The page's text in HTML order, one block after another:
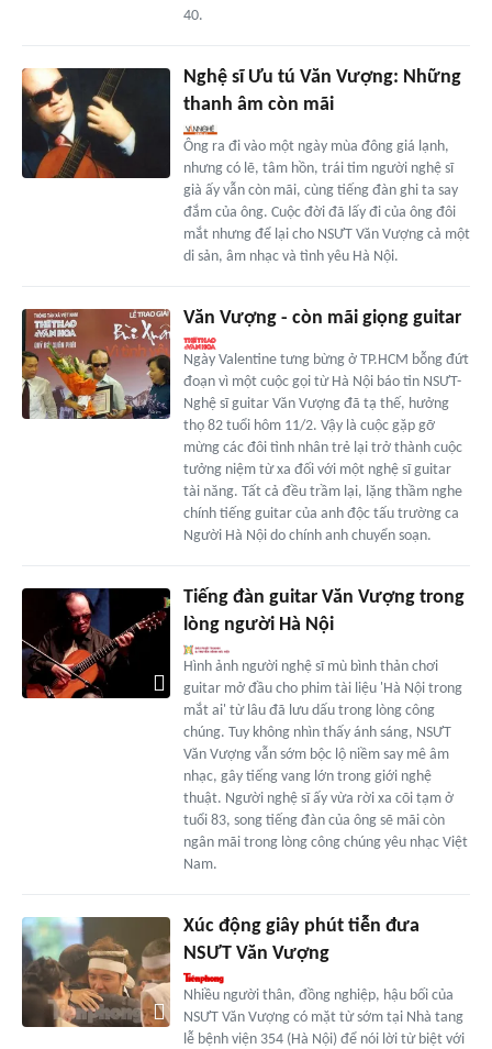
40.
Nghệ sĩ Ưu tú Văn Vượng: Những
thanh âm còn mãi
Ông ra đi vào một ngày mùa đông giá lạnh,
nhưng có lẽ, tâm hồn, trái tim người nghệ sĩ
già ấy vẫn còn mãi, cùng tiếng đàn ghi ta say
đắm của ông. Cuộc đời đã lấy đi của ông đôi
mắt nhưng để lại cho NSƯT Văn Vượng cả một
di sản, âm nhạc và tình yêu Hà Nội.
Văn Vượng - còn mãi giọng guitar
Ngày Valentine tưng bừng ở TP.HCM bỗng đứt
đoạn vì một cuộc gọi từ Hà Nội báo tin NSƯT-
Nghệ sĩ guitar Văn Vượng đã tạ thế, hưởng
thọ 82 tuổi hôm 11/2. Vậy là cuộc gặp gỡ
mừng các đôi tình nhân trẻ lại trở thành cuộc
tưởng niệm từ xa đối với một nghệ sĩ guitar
tài năng. Tất cả đều trầm lại, lặng thầm nghe
chính tiếng guitar của anh độc tấu trường ca
Người Hà Nội do chính anh chuyển soạn.
Tiếng đàn guitar Văn Vượng trong
lòng người Hà Nội
Hình ảnh người nghệ sĩ mù bình thản chơi
guitar mở đầu cho phim tài liệu 'Hà Nội trong
mắt ai' từ lâu đã lưu dấu trong lòng công
chúng. Tuy không nhìn thấy ánh sáng, NSƯT
Văn Vượng vẫn sớm bộc lộ niềm say mê âm
nhạc, gây tiếng vang lớn trong giới nghệ
thuật. Người nghệ sĩ ấy vừa rời xa cõi tạm ở
tuổi 83, song tiếng đàn của ông sẽ mãi còn
ngân mãi trong lòng công chúng yêu nhạc Việt
Nam.
Xúc động giây phút tiễn đưa
NSƯT Văn Vượng
Nhiều người thân, đồng nghiệp, hậu bối của
NSƯT Văn Vượng có mặt từ sớm tại Nhà tang
lễ bệnh viện 354 (Hà Nội) để nói lời từ biệt với